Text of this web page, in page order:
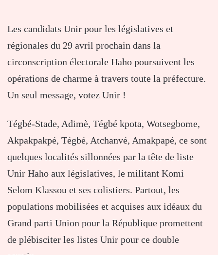
Les candidats Unir pour les législatives et
régionales du 29 avril prochain dans la
circonscription électorale Haho poursuivent les
opérations de charme à travers toute la préfecture.
Un seul message, votez Unir !
Tégbé-Stade, Adimè, Tégbé kpota, Wotsegbome,
Akpakpakpé, Tégbé, Atchanvé, Amakpapé, ce sont
quelques localités sillonnées par la tête de liste
Unir Haho aux législatives, le militant Komi
Selom Klassou et ses colistiers. Partout, les
populations mobilisées et acquises aux idéaux du
Grand parti Union pour la République promettent
de plébisciter les listes Unir pour ce double